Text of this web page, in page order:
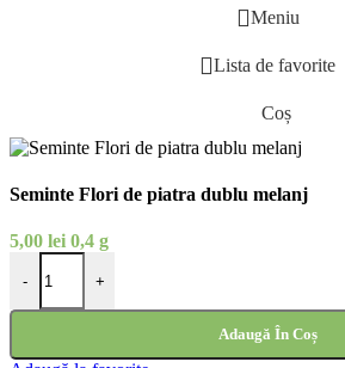
Meniu
Lista de favorite
Coș
Seminte Flori de piatra dublu melanj
5,00 lei 0,4 g
-
Cantitate Seminte Flori de piatra dublu melanj
+
Adaugă În Coș